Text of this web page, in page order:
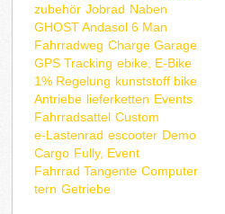
zubehör Jobrad Naben
GHOST Andasol 6 Man
Fahrradweg Charge Garage
GPS Tracking ebike, E-Bike
1% Regelung kunststoff bike
Antriebe lieferketten Events
Fahrradsattel Custom
e-Lastenrad escooter Demo
Cargo Fully, Event
Fahrrad Tangente Computer
tern Getriebe